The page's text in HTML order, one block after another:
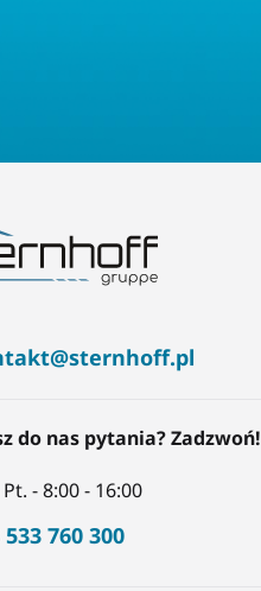
do nas pytania? Zadzwoń!
- 8:00 - 16:00
533 760 300